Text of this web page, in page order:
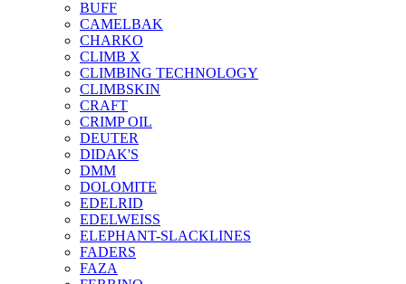
BUFF
CAMELBAK
CHARKO
CLIMB X
CLIMBING TECHNOLOGY
CLIMBSKIN
CRAFT
CRIMP OIL
DEUTER
DIDAK'S
DMM
DOLOMITE
EDELRID
EDELWEISS
ELEPHANT-SLACKLINES
FADERS
FAZA